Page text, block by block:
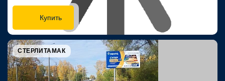
Купить
СТЕРЛИТАМАК